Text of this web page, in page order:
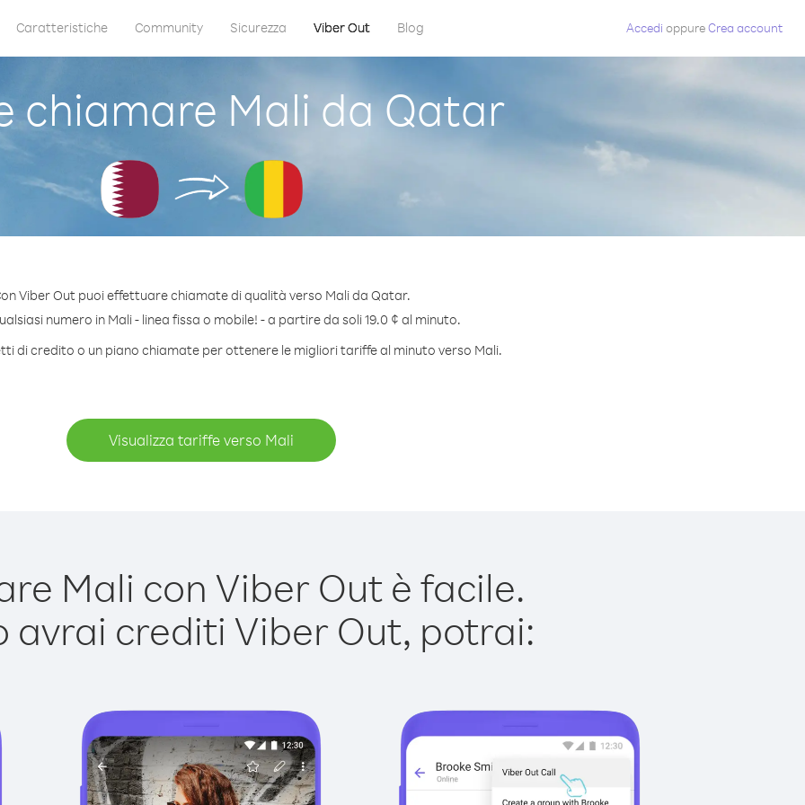
Caratteristiche Community Sicurezza Viber Out Blog Accedi oppureCrea account
chiamare Mali da Qatar
Viber Out puoi effettuare chiamate di qualità verso Mali da Qatar.
numero in Mali - linea fissa o mobile! - a partire da soli 19.0 ¢ al minuto.
di credito o un piano chiamate per ottenere le migliori tariffe al minuto verso Mali.
Visualizza tariffe verso Mali
Mali con Viber Out è facile.
avrai crediti Viber Out, potrai: